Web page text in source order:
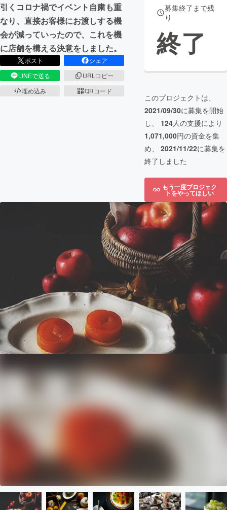
引くコロナ禍でイベント自粛も重
なり、直接お客様にお渡しする機
会が減っていったので、これを機
に店舗を構える決意をしました。
ポスト
シェア
LINEで送る
URLコピー
埋め込み
QRコード
募集終了まで残
り
終了
このプロジェクトは、
2021/09/30に募集を開始
し、 124人の支援により
1,071,000円の資金を集
め、 2021/11/22に募集を
終了しました
もう一度プロジェク
トをやってほしい